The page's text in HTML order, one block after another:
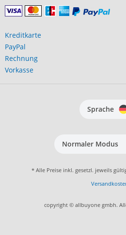
Kreditkarte
PayPal
Rechnung
Vorkasse
Sprache
Normaler Modus
* Alle Preise inkl. gesetzl. jeweils
copyright © allbuyone gmbh.